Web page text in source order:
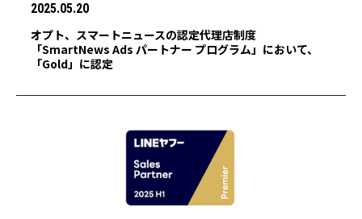
2025.05.20
オプト、スマートニュースの認定代理店制度
「SmartNews Ads パートナー プログラム」において、
「Gold」に認定